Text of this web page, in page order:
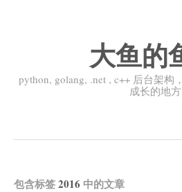
大鱼的
python, golang, .net , c++ 后台架构
成长的地方
包含标签2016 中的文章